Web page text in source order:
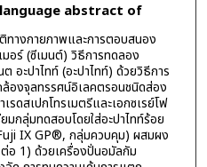
abstract of
างกายภาพและการตอบสนอง
มอร์ (ซีเมนต์) วิธีการทดลอง
อะปาไทท์ (อะปาไทท์) ด้วยวิธีการ
งจุลทรรศน์อิเลคตรอนชนิดส่อง
ดสเปกโทรเมตรีและเอกซเรย์โฟ
มกลุ่มทดสอบโดยใส่อะปาไทท์ร้อย
IX GP®, กลุ่มควบคุม) ผสมผง
อ 1) ด้วยเครื่องปั่นอมัลกัม